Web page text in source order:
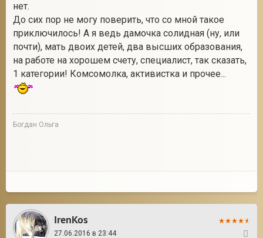
нет.
До сих пор не могу поверить, что со мной такое
приключилось! А я ведь дамочка солидная (ну, или
почти), мать двоих детей, два высших образования,
на работе на хорошем счету, специалист, так сказать,
1 категории! Комсомолка, активистка и прочее...
Богдан Ольга
IrenKos
27.06.2016 в 23:44